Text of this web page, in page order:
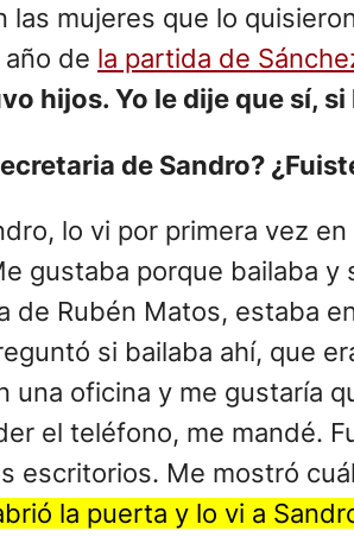
las mujeres que lo
año de la partida de
hijos. Yo le dije que sí,
de Sandro?
lo vi por primera vez
gustaba porque bailaba
de Rubén Matos, estaba
si bailaba ahí, que
una oficina y me gustaría
el teléfono, me mandé.
escritorios. Me mostró
la puerta y lo vi a